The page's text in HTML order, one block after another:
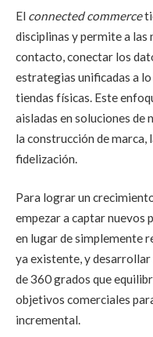
El connected commerce
disciplinas y permite a las
contacto, conectar los
estrategias unificadas a
tiendas físicas. Este
aisladas en soluciones de
la construcción de marca,
fidelización.
Para lograr un
empezar a captar nuevos
en lugar de simplemente
ya existente, y
de 360 grados que
objetivos comerciales
incremental.